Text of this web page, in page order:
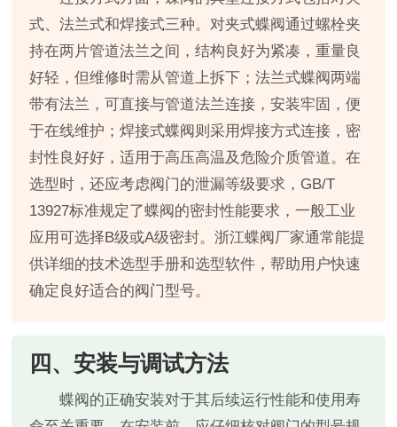
式、法兰式和焊接式三种。对夹式蝶阀通过螺栓夹
持在两片管道法兰之间，结构良好为紧凑，重量良
好轻，但维修时需从管道上拆下；法兰式蝶阀两端
带有法兰，可直接与管道法兰连接，安装牢固，便
于在线维护；焊接式蝶阀则采用焊接方式连接，密
封性良好好，适用于高压高温及危险介质管道。在
选型时，还应考虑阀门的泄漏等级要求，GB/T
13927标准规定了蝶阀的密封性能要求，一般工业
应用可选择B级或A级密封。浙江蝶阀厂家通常能提
供详细的技术选型手册和选型软件，帮助用户快速
确定良好适合的阀门型号。
四、安装与调试方法
蝶阀的正确安装对于其后续运行性能和使用寿